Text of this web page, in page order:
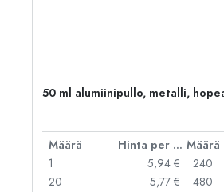
50 ml alumiinipullo, metalli,
Määrä Hinta per kpl Määrä
1
5,94 €
20
5,77 €
240
480